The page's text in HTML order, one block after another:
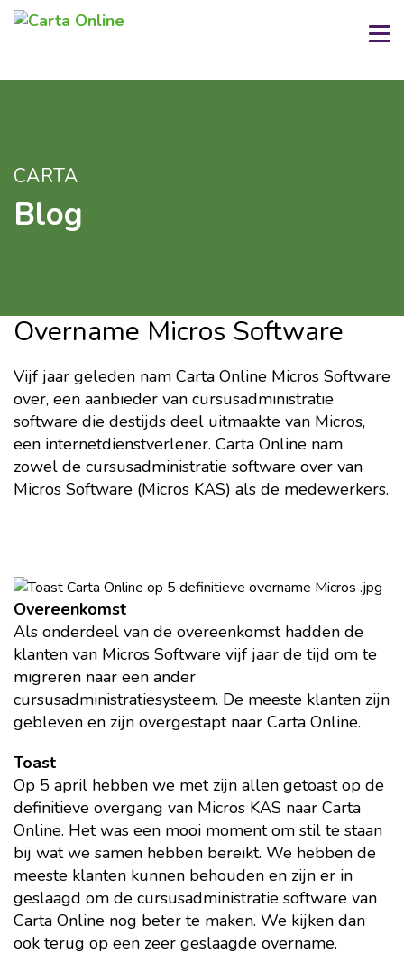
CARTA
Blog
Overname Micros Software
Vijf jaar geleden nam Carta Online Micros Software
over, een aanbieder van cursusadministratie
software die destijds deel uitmaakte van Micros,
een internetdienstverlener. Carta Online nam
zowel de cursusadministratie software over van
Micros Software (Micros KAS) als de medewerkers.
Overeenkomst
Als onderdeel van de overeenkomst hadden de
klanten van Micros Software vijf jaar de tijd om te
migreren naar een ander
cursusadministratiesysteem. De meeste klanten zijn
gebleven en zijn overgestapt naar Carta Online.
Toast
Op 5 april hebben we met zijn allen getoast op de
definitieve overgang van Micros KAS naar Carta
Online. Het was een mooi moment om stil te staan
bij wat we samen hebben bereikt. We hebben de
meeste klanten kunnen behouden en zijn er in
geslaagd om de cursusadministratie software van
Carta Online nog beter te maken. We kijken dan
ook terug op een zeer geslaagde overname.